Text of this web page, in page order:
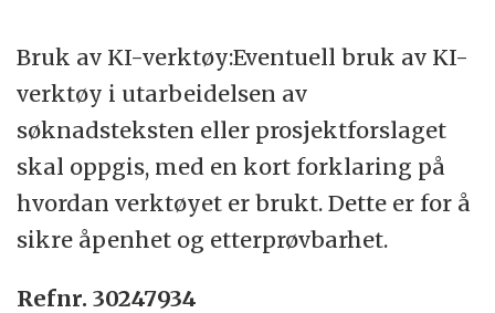
Bruk av KI-verktøy:Eventuell bruk av KI-
verktøy i utarbeidelsen av
søknadsteksten eller prosjektforslaget
skal oppgis, med en kort forklaring på
hvordan verktøyet er brukt. Dette er for å
sikre åpenhet og etterprøvbarhet.
Refnr. 30247934